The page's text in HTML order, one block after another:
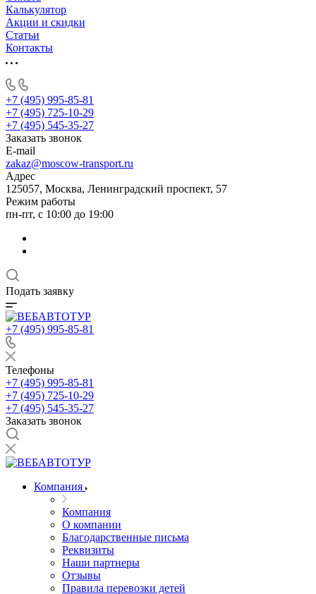
Калькулятор
Акции и скидки
Статьи
Контакты
+7 (495) 995-85-81
+7 (495) 725-10-29
+7 (495) 545-35-27
Заказать звонок
E-mail
zakaz@moscow-transport.ru
Адрес
125057, Москва, Ленинградский проспект, 57
Режим работы
пн-пт, с 10:00 до 19:00
Подать заявку
+7 (495) 995-85-81
Телефоны
+7 (495) 995-85-81
+7 (495) 725-10-29
+7 (495) 545-35-27
Заказать звонок
Компания
Компания
О компании
Благодарственные письма
Реквизиты
Наши партнеры
Отзывы
Правила перевозки детей